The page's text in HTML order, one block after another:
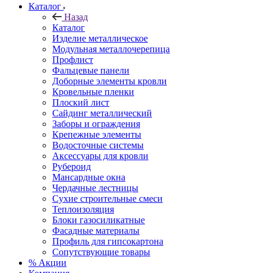
Каталог
Назад
Каталог
Изделие металлическое
Модульная металлочерепица
Профлист
Фальцевые панели
Доборные элементы кровли
Кровельные пленки
Плоский лист
Сайдинг металлический
Заборы и ограждения
Крепежные элементы
Водосточные системы
Аксессуары для кровли
Рубероид
Мансардные окна
Чердачные лестницы
Сухие строительные смеси
Теплоизоляция
Блоки газосиликатные
Фасадные материалы
Профиль для гипсокартона
Сопутствующие товары
% Акции